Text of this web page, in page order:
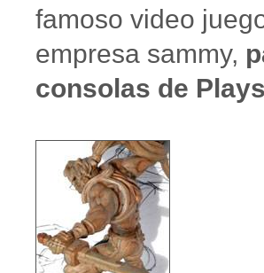
famoso video
empresa sammy,
consolas de